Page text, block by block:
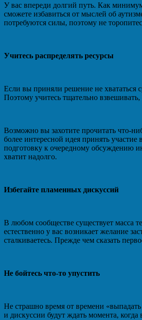
У вас впереди долгий путь. Как
сможете избавиться от мыслей об
потребуются силы, поэтому не
Учитесь распределять ресурсы
Если вы приняли решение не хвататься
Поэтому учитесь тщательно
Возможно вы захотите прочитать что-
более интересной идея принять
подготовку к очередному обсуждению
хватит надолго.
Избегайте пламенных дискуссий
В любом сообществе существует масса
естественно у вас возникает желание
сталкиваетесь. Прежде чем сказать
Не бойтесь что-то упустить
Не страшно время от времени
и дискуссии будут ждать момента,